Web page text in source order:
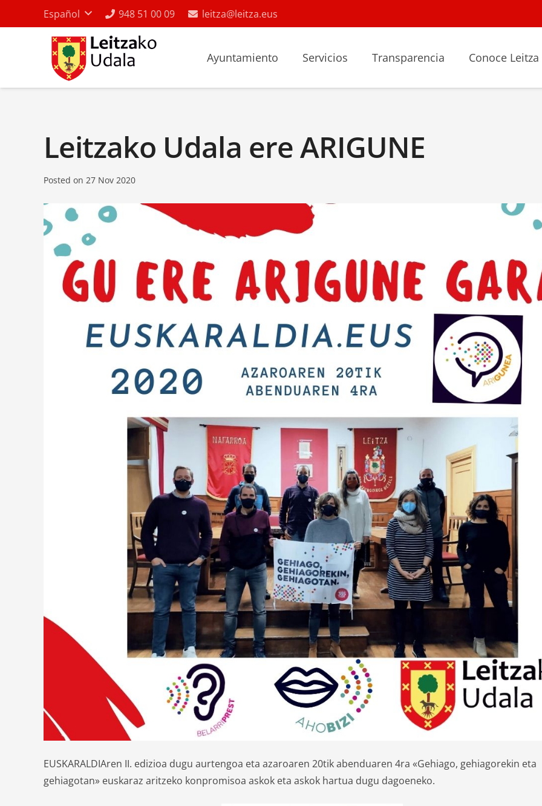
Español 948 51 00 09 leitza@leitza.eus
Ayuntamiento Servicios Transparencia Conoce Leitza
Leitzako Udala ere ARIGUNE
Posted on 27 Nov 2020
EUSKARALDIAren II. edizioa dugu aurtengoa eta azaroaren 20tik abenduaren 4ra «Gehiago, gehiagorekin eta
gehiagotan» euskaraz aritzeko konpromisoa askok eta askok hartua dugu dagoeneko.